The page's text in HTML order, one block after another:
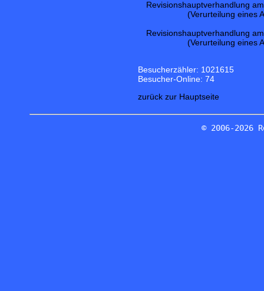
Revisionshauptverhandlung
(Verurteilung eines
Revisionshauptverhandlung
(Verurteilung eines
Besucherzähler: 1021615
Besucher-Online: 74
zurück zur Hauptseite
© 2006-2026